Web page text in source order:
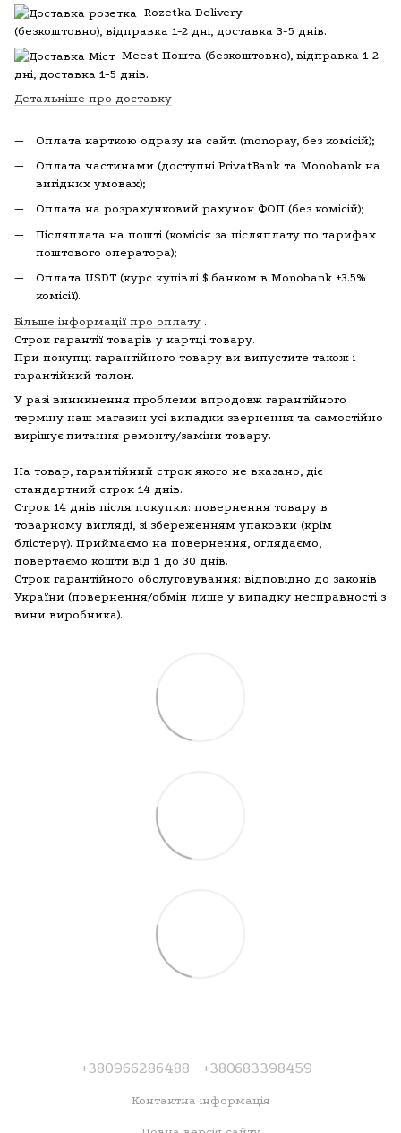
Rozetka Delivery
(безкоштовно), відправка 1-2 дні, доставка 3-5 днів.
Meest Пошта (безкоштовно), відправка 1-2
дні, доставка 1-5 днів.
Детальніше про доставку
Оплата карткою одразу на сайті (monopay, без комісій);
Оплата частинами (доступні PrivatBank та Monobank на
вигідних умовах);
Оплата на розрахунковий рахунок ФОП (без комісій);
Післяплата на пошті (комісія за післяплату по тарифах
поштового оператора);
Оплата USDT (курс купівлі $ банком в Monobank +3.5%
комісії).
Більше інформації про оплату .
Строк гарантії товарів у картці товару.
При покупці гарантійного товару ви випустите також і
гарантійний талон.
У разі виникнення проблеми впродовж гарантійного
терміну наш магазин усі випадки звернення та самостійно
вирішує питання ремонту/заміни товару.
На товар, гарантійний строк якого не вказано, діє
стандартний строк 14 днів.
Строк 14 днів після покупки: повернення товару в
товарному вигляді, зі збереженням упаковки (крім
блістеру). Приймаємо на повернення, оглядаємо,
повертаємо кошти від 1 до 30 днів.
Строк гарантійного обслуговування: відповідно до законів
України (повернення/обмін лише у випадку несправності з
вини виробника).
+380966286488 +380683398459
Контактна інформація